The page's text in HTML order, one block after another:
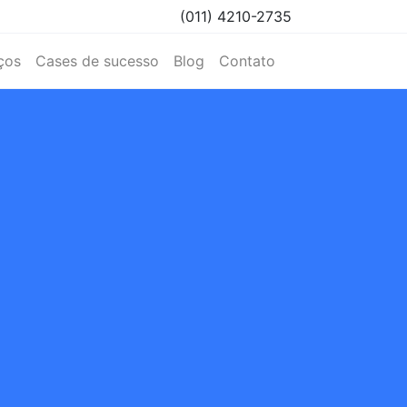
(011) 4210-2735
Cases de sucesso Blog Contato